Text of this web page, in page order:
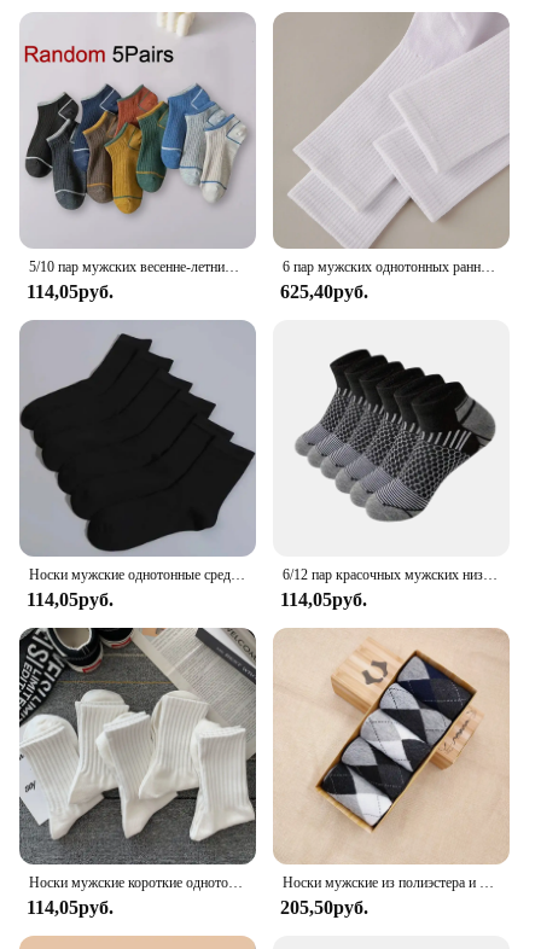
114,05руб.
6 пар мужских однотонных ранних, мужские носки, длинные носки, носки с защитой от запаха, деловые длинные носки, черные полностью белые
625,40руб.
114,05руб.
6/12 пар красочных мужских низких носков, модные удобные осенние классические черные деловые носки, высококачественные мужские короткие носки
114,05руб.
114,05руб. 205,50руб.